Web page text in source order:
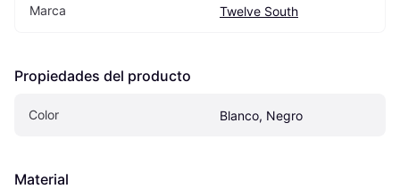
Marca Twelve South
Propiedades del producto
Color Blanco, Negro
Material